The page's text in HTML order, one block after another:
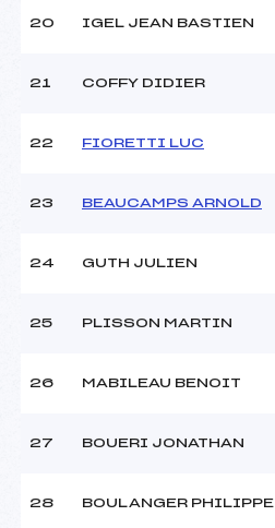
20 IGEL JEAN BASTIEN
21 COFFY DIDIER
22 FIORETTI LUC
23 BEAUCAMPS ARNOLD
24 GUTH JULIEN
25 PLISSON MARTIN
26 MABILEAU BENOIT
27 BOUERI JONATHAN
28 BOULANGER PHILIPPE